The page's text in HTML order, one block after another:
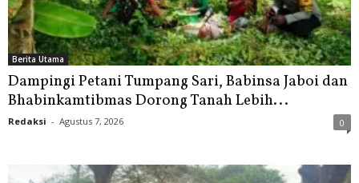
Berita Utama
Dampingi Petani Tumpang Sari, Babinsa Jaboi dan
Bhabinkamtibmas Dorong Tanah Lebih...
Redaksi - Agustus 7, 2026 0